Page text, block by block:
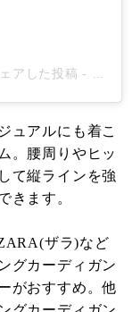
アした投稿 -
ュアルにも着こ
。腰周りやヒッ
て縦ラインを強
きます。
ザラ)など
グカーディガン
がおすすめ。他